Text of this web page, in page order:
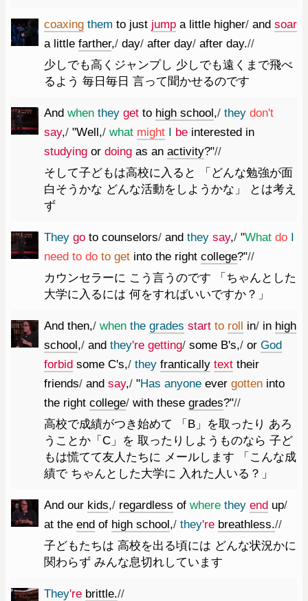
coaxing them to just jump a little higher/ and soar
a little farther,/ day/ after day/ after day.//
少しでも高くジャンプし 少しでも遠くまで飛べ
るよう 毎日毎日 言って聞かせるのです
And when they get to high school,/ they don't
say,/ "Well,/ what might I be interested in
studying or doing as an activity?"//
そして子どもは高校に入ると 「どんな勉強が面
白そうかな どんな活動をしようかな」 とは考え
ず
They go to counselors/ and they say,/ "What do I
need to do to get into the right college?"//
カウンセラーに こう言うのです 「ちゃんとした
大学に入るには 何をすればいいですか？」
And then,/ when the grades start to roll in/ in high
school,/ and they're getting/ some B's,/ or God
forbid some C's,/ they frantically text their
friends/ and say,/ "Has anyone ever gotten into
the right college/ with these grades?"//
高校で成績がつき始めて 「B」を取ったり あろ
うことか「C」を 取ったりしようものなら 子ど
もは慌てて友人たちに メールします 「こんな成
績で ちゃんとした大学に 入れた人いる？」
And our kids,/ regardless of where they end up/
at the end of high school,/ they're breathless.//
子どもたちは 高校を出る頃には どんな状況かに
関わらず みんな息切れしています
They're brittle.//